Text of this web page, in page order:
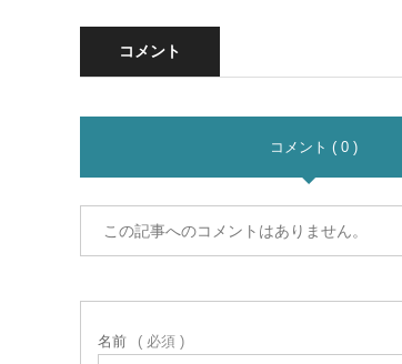
コメント
コメント ( 0 )
この記事へのコメントはありません。
名前 ( 必須 )